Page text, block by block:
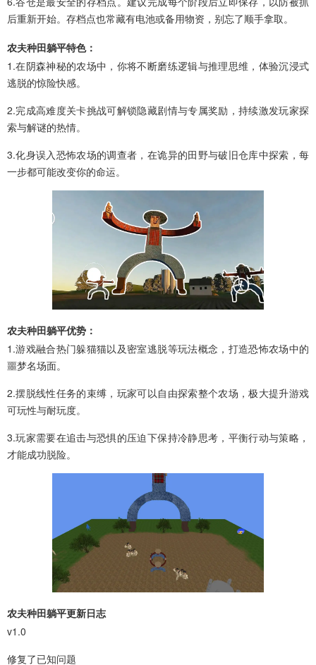
后重新开始。存档点也常藏有电池或备用物资，别忘了顺手拿取。
农夫种田躺平特色：
1.在阴森神秘的农场中，你将不断磨练逻辑与推理思维，体验沉浸式
逃脱的惊险快感。
2.完成高难度关卡挑战可解锁隐藏剧情与专属奖励，持续激发玩家探
索与解谜的热情。
3.化身误入恐怖农场的调查者，在诡异的田野与破旧仓库中探索，每
一步都可能改变你的命运。
农夫种田躺平优势：
1.游戏融合热门躲猫猫以及密室逃脱等玩法概念，打造恐怖农场中的
噩梦名场面。
2.摆脱线性任务的束缚，玩家可以自由探索整个农场，极大提升游戏
可玩性与耐玩度。
3.玩家需要在追击与恐惧的压迫下保持冷静思考，平衡行动与策略，
才能成功脱险。
农夫种田躺平更新日志
v1.0
修复了已知问题